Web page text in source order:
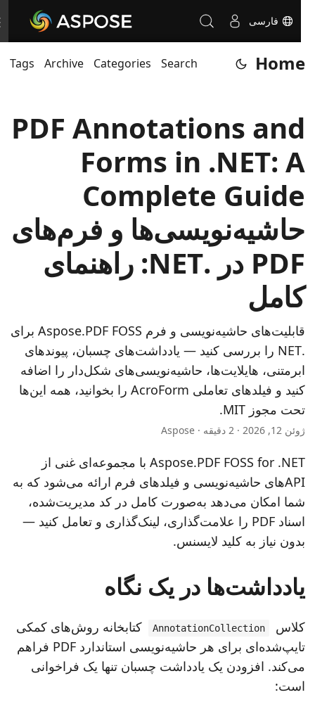
فارسی
Home
Search
Categories
Archive
Tags
PDF Annotations and
Forms in .NET: A
Complete Guide
حاشیه‌نویسی‌ها و فرم‌های
PDF در .NET: راهنمای
کامل
قابلیت‌های حاشیه‌نویسی و فرم Aspose.PDF FOSS برای
.NET را بررسی کنید — یادداشت‌های چسبان، پیوندهای
ابرمتنی، هایلایت‌ها، حاشیه‌نویسی‌های شکل‌دار را اضافه
کنید و فیلدهای تعاملی AcroForm را بخوانید، همه این‌ها
تحت مجوز MIT.
ژوئن 12, 2026 · 2 دقیقه · Aspose
Aspose.PDF FOSS for .NET با مجموعه‌ای غنی از
APIهای حاشیه‌نویسی و فیلدهای فرم ارائه می‌شود که به
شما امکان می‌دهد به‌صورت کامل در کد مدیریت‌شده،
اسناد PDF را علامت‌گذاری، لینک‌گذاری و تعامل کنید —
بدون نیاز به کلید لایسنس.
یادداشت‌ها در یک نگاه
کلاس AnnotationCollection
کتابخانه روش‌های کمکی
تایپ‌شده‌ای برای هر حاشیه‌نویسی استاندارد PDF فراهم
می‌کند. افزودن یک یادداشت چسبان تنها یک فراخوانی
است: